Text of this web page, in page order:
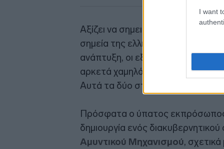
I want
Αξίζει να σημειωθεί ότι
σημεία της ελληνικής οικονομίας,
ανάπτυξη, οι εξαγωγές πάνε
αρκετά χαμηλό. Αλλά οι
Αυτά τα δύο στοιχεία έχουν
Πρόσφατα ο ύπατος εκπρόσωπος
δημιουργία ενός
Αμυντικού Μηχανισμού, σχετικά